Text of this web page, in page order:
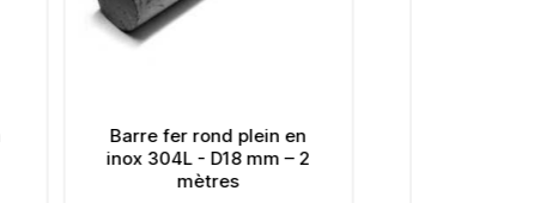
Barre fer rond plein en
inox 304L - D18 mm – 2
mètres